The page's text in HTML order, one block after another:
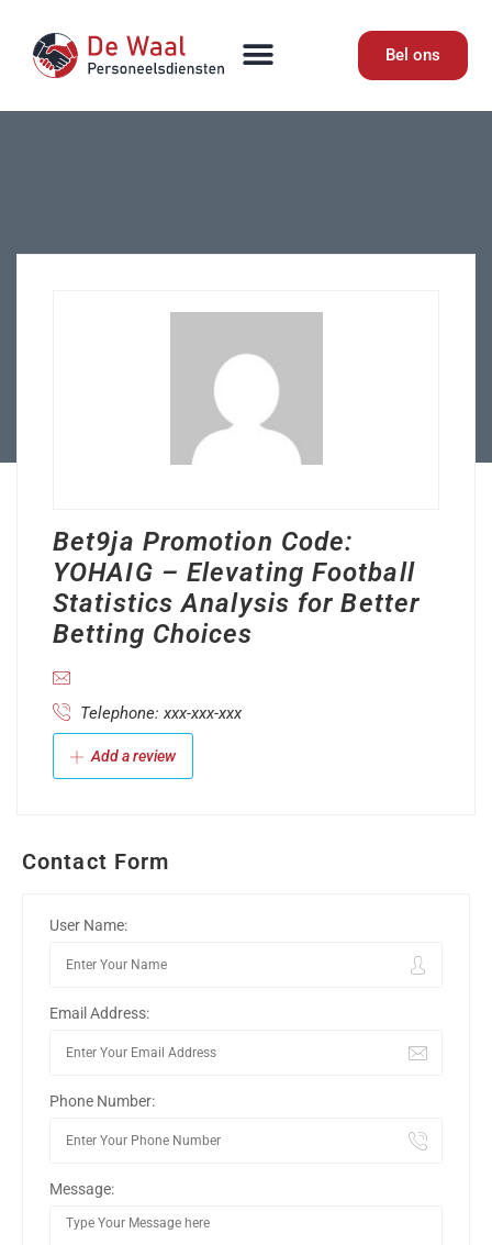
Bel ons
Bet9ja Promotion Code:
YOHAIG – Elevating Football
Statistics Analysis for Better
Betting Choices
Telephone: xxx-xxx-xxx
Add a review
Contact Form
User Name:
Email Address:
Phone Number:
Message: